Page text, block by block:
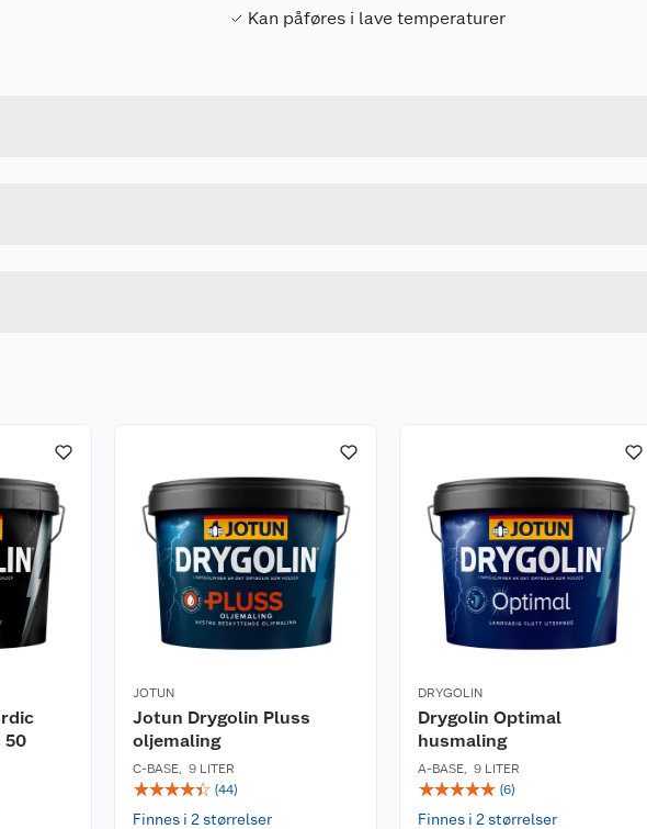
Kan påføres i lave temperaturer
50
JOTUN
Jotun Drygolin Pluss
oljemaling
C-BASE, 9 LITER
☆☆☆☆☆ (44)
Finnes i 2 størrelser
DRYGOLIN
Drygolin Optimal
husmaling
A-BASE, 9 LITER
☆☆☆☆☆ (6)
Finnes i 2 størrelser